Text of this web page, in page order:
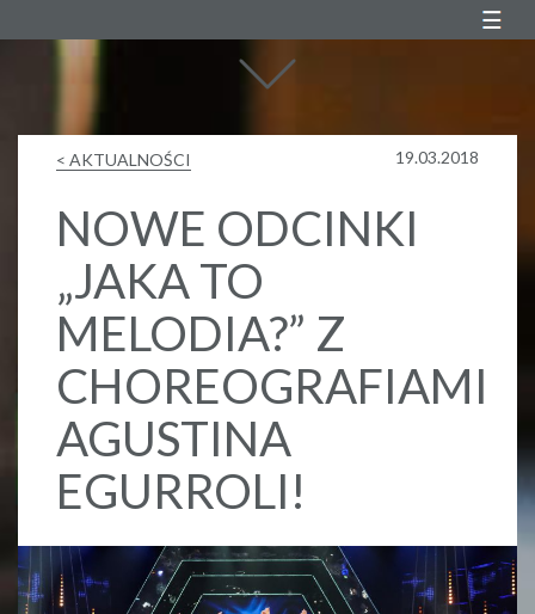
< AKTUALNOŚCI 19.03.2018
NOWE ODCINKI
„JAKA TO
MELODIA?” Z
CHOREOGRAFIAMI
AGUSTINA
EGURROLI!